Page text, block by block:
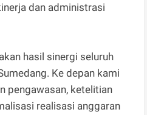
dan administrasi
hasil sinergi seluruh
Ke depan kami
pengawasan, ketelitian
realisasi anggaran